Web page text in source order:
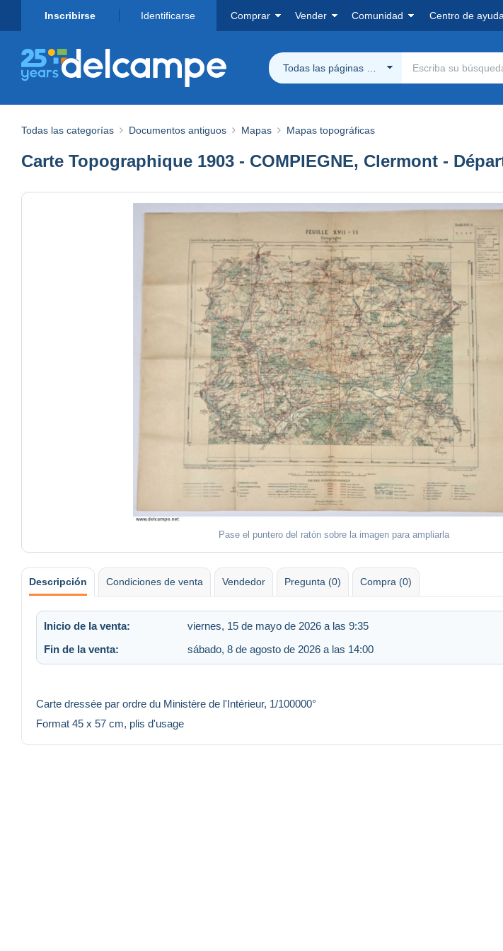
Inscribirse Identificarse Comprar Vender Comunidad Centro de ayuda
Todas las páginas Delcampe
Todas las categorías Documentos antiguos Mapas Mapas topográficas
Carte Topographique 1903 - COMPIEGNE, Clermont -
Pase el puntero del ratón sobre la imagen para ampliarla
Descripción Condiciones de venta Vendedor Pregunta (0) Compra (0)
Inicio de la venta: viernes, 15 de mayo de 2026 a las 9:35
Fin de la venta:
sábado, 8 de agosto de 2026 a las 14:00
Carte dressée par ordre du Ministère de l'Intérieur, 1/100000°
Format 45 x 57 cm, plis d'usage